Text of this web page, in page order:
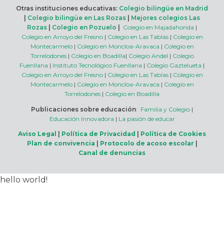
Otras instituciones educativas: Colegio bilingüe en Madrid
Colegio bilingüe en Las Rozas
Mejores colegios Las
Rozas
Colegio en Pozuelo Colegio en Majadahonda |
Colegio en Arroyo del Fresno| Colegio en Las Tablas| Colegio en
Montecarmelo| Colegio en Moncloa-Aravaca | Colegio en
Torrelodones| Colegio en Boadilla| Colegio Andel | Colegio
Fuenllana | Instituto Tecnológico Fuenllana | Colegio Gaztelueta |
Colegio en Arroyo del Fresno| Colegio en Las Tablas| Colegio en
Montecarmelo| Colegio en Moncloa-Aravaca | Colegio en
Torrelodones | Colegio en Boadilla
Publicaciones sobre educación: Familia y Colegio |
Educación Innovadora | La pasión de educar
Aviso Legal
Política de Privacidad
Política de Cookies
Plan de convivencia
Protocolo de acoso escolar
Canal de denuncias
hello world!